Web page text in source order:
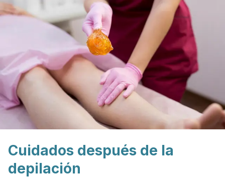
Cuidados después de la
depilación